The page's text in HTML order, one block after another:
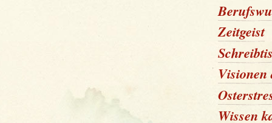
Zeitgeist
Wissen